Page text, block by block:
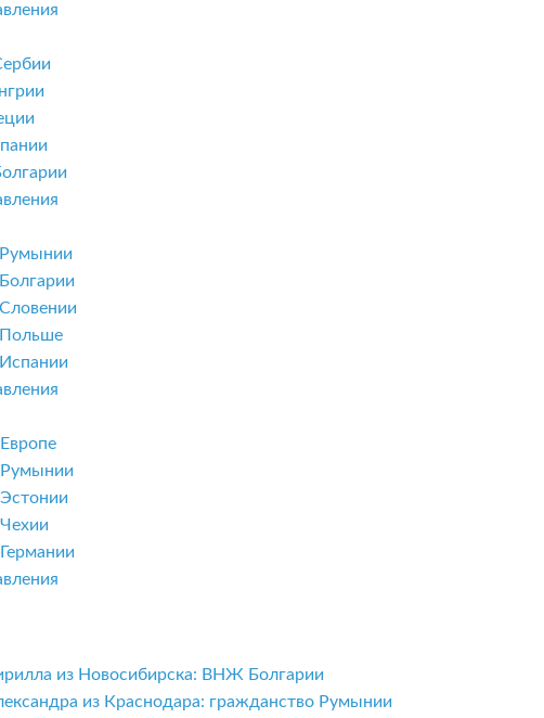
Румынии
Польше
Румынии
из Новосибирска: ВНЖ Болгарии
из Краснодара: гражданство Румынии